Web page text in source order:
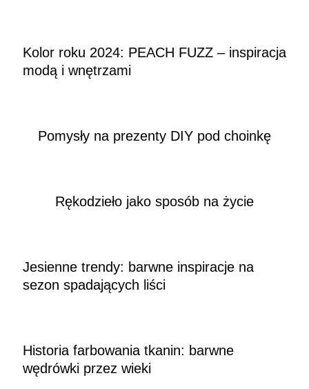
Kolor roku 2024: PEACH FUZZ – inspiracja
modą i wnętrzami
Pomysły na prezenty DIY pod choinkę
Rękodzieło jako sposób na życie
Jesienne trendy: barwne inspiracje na
sezon spadających liści
Historia farbowania tkanin: barwne
wędrówki przez wieki